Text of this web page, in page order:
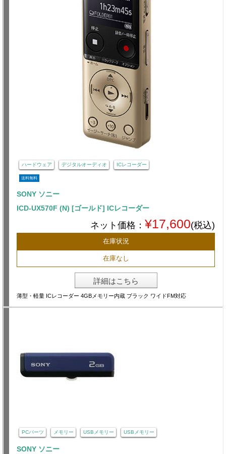
ハードウェア デジタルオーディオ ICレコーダー
送料無料
SONY ソニー
ICD-UX570F (N) [ゴールド] ICレコーダー
ネット価格： ¥17,600(税込)
在庫状況
在庫なし
詳細はこちら
薄型・軽量 ICレコーダー 4GBメモリー内蔵 ブラック ワイドFM対応
PCパーツ メモリー USBメモリー USBメモリー
SONY ソニー